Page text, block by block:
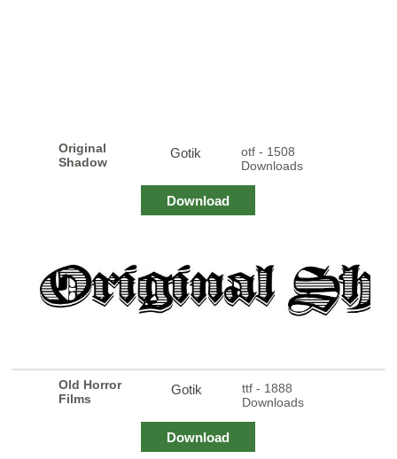
Original
Shadow
Gotik
otf - 1508
Downloads
Download
Old Horror
Films
Gotik
ttf - 1888
Downloads
Download